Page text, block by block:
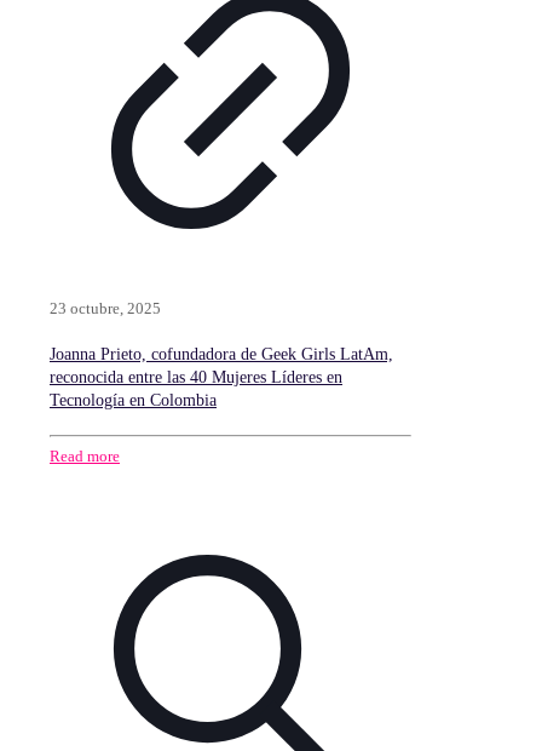
23 octubre, 2025
Joanna Prieto, cofundadora de Geek Girls LatAm,
reconocida entre las 40 Mujeres Líderes en
Tecnología en Colombia
Read more